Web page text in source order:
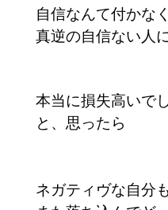
自信なんて付かな
真逆の自信ない人
本当に損失高いで
と、思ったら
ネガティヴな自分も